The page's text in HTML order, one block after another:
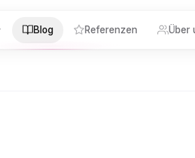
Blog Referenzen Über